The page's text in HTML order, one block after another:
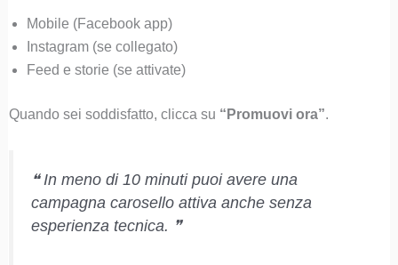
Mobile (Facebook app)
Instagram (se collegato)
Feed e storie (se attivate)
Quando sei soddisfatto, clicca su “Promuovi ora”.
❝ In meno di 10 minuti puoi avere una
campagna carosello attiva anche senza
esperienza tecnica. ❞